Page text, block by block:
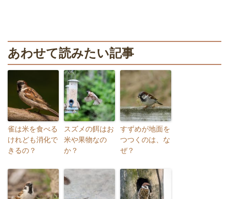
あわせて読みたい記事
雀は米を食べる
けれども消化で
きるの？
スズメの餌はお
米や果物なの
か？
すずめが地面を
つつくのは、な
ぜ？